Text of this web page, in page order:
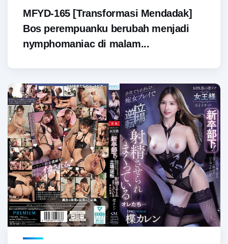
MFYD-165 [Transformasi Mendadak]
Bos perempuanku berubah menjadi
nymphomaniac di malam...